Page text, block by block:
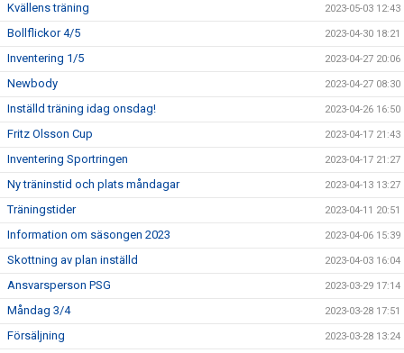
Kvällens träning 2023-05-03 12:43
Bollflickor 4/5 2023-04-30 18:21
Inventering 1/5 2023-04-27 20:06
Newbody 2023-04-27 08:30
Inställd träning idag onsdag! 2023-04-26 16:50
Fritz Olsson Cup 2023-04-17 21:43
Inventering Sportringen 2023-04-17 21:27
Ny träninstid och plats måndagar 2023-04-13 13:27
Träningstider 2023-04-11 20:51
Information om säsongen 2023 2023-04-06 15:39
Skottning av plan inställd 2023-04-03 16:04
Ansvarsperson PSG 2023-03-29 17:14
Måndag 3/4 2023-03-28 17:51
Försäljning 2023-03-28 13:24